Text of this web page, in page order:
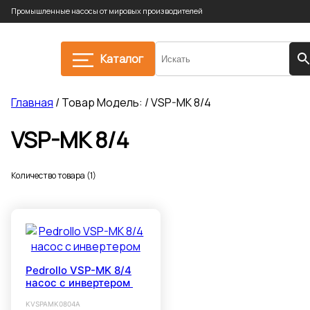
Промышленные насосы от мировых производителей
Каталог
Главная / Товар Модель: / VSP-MK 8/4
VSP-MK 8/4
Количество товара (1)
Pedrollo VSP-MK 8/4
насос с инвертером
KVSPAMK0804A